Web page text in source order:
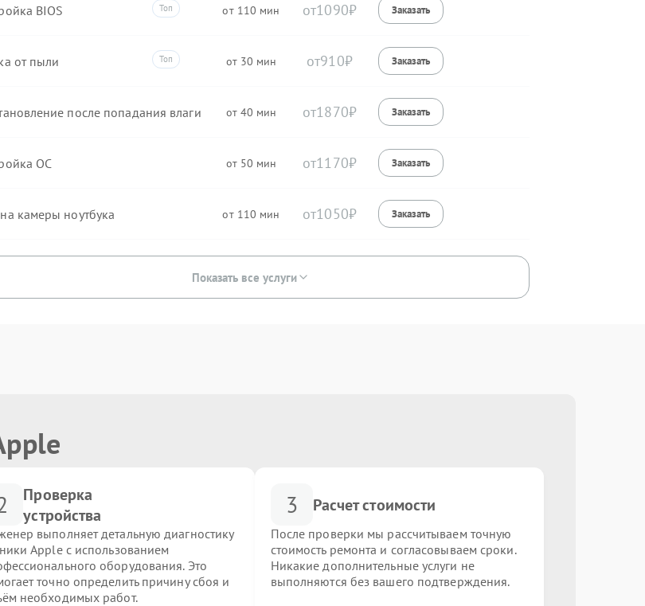
BIOS 110 1090
от пыли 30 910
после попадания влаги 40 1870
ОС 50 1170
камеры ноутбука 110 1050
Показать все услуги
Проверка
устройства
выполняет детальную диагностику
Apple с использованием
оборудования. Это
точно определить причину сбоя и
необходимых работ.
3 Расчет стоимости
После проверки мы рассчитываем точную
стоимость ремонта и согласовываем сроки.
Никакие дополнительные услуги не
выполняются без вашего подтверждения.